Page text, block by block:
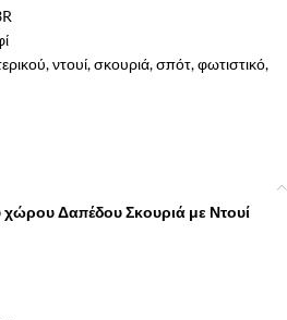
,ντουί,σκουριά,σπότ,φωτιστικό,
χώρου Δαπέδου Σκουριά με Ντουί